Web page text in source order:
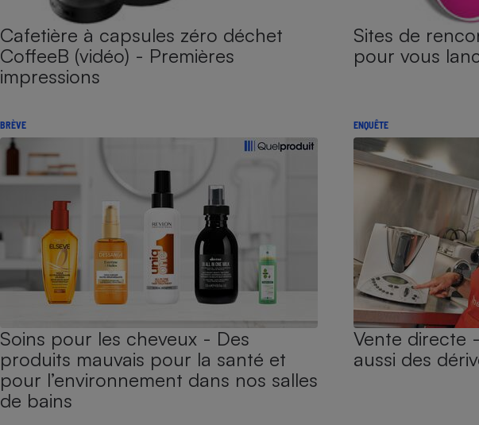
Cafetière à capsules zéro déchet
CoffeeB (vidéo) - Premières
impressions
Sites de
pour vous
BRÈVE
Soins pour les cheveux - Des
produits mauvais pour la santé et
pour l’environnement dans nos salles
de bains
ENQUÊTE
Vente directe
aussi des